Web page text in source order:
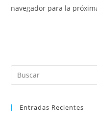
comentar
navegador para la
Entradas Recientes